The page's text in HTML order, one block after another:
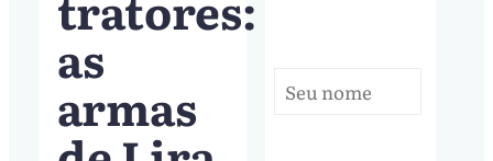
as
armas